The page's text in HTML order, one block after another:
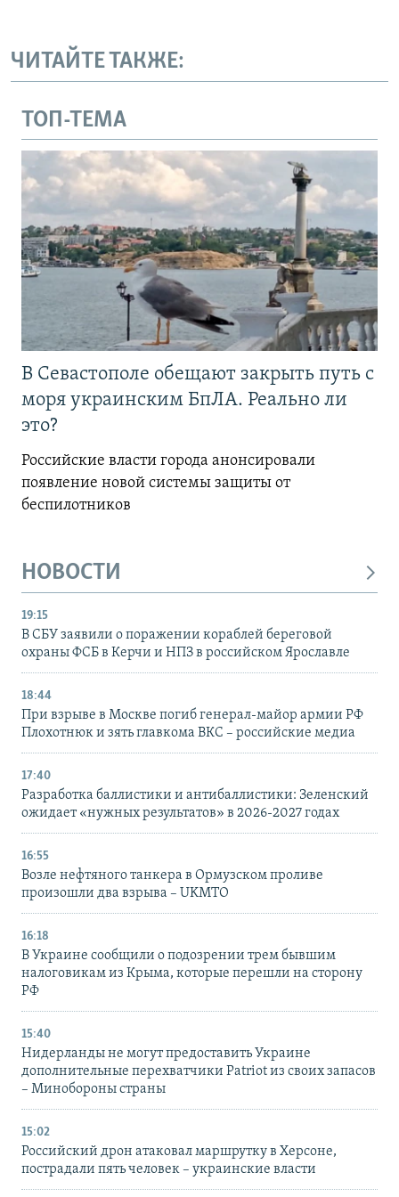
ЧИТАЙТЕ ТАКЖЕ:
ТОП-ТЕМА
В Севастополе обещают закрыть путь с
моря украинским БпЛА. Реально ли
это?
Российские власти города анонсировали
появление новой системы защиты от
беспилотников
НОВОСТИ
19:15
В СБУ заявили о поражении кораблей береговой
охраны ФСБ в Керчи и НПЗ в российском Ярославле
18:44
При взрыве в Москве погиб генерал-майор армии РФ
Плохотнюк и зять главкома ВКС – российские медиа
17:40
Разработка баллистики и антибаллистики: Зеленский
ожидает «нужных результатов» в 2026-2027 годах
16:55
Возле нефтяного танкера в Ормузском проливе
произошли два взрыва – UKMTO
16:18
В Украине сообщили о подозрении трем бывшим
налоговикам из Крыма, которые перешли на сторону
РФ
15:40
Нидерланды не могут предоставить Украине
дополнительные перехватчики Patriot из своих запасов
– Минобороны страны
15:02
Российский дрон атаковал маршрутку в Херсоне,
пострадали пять человек – украинские власти